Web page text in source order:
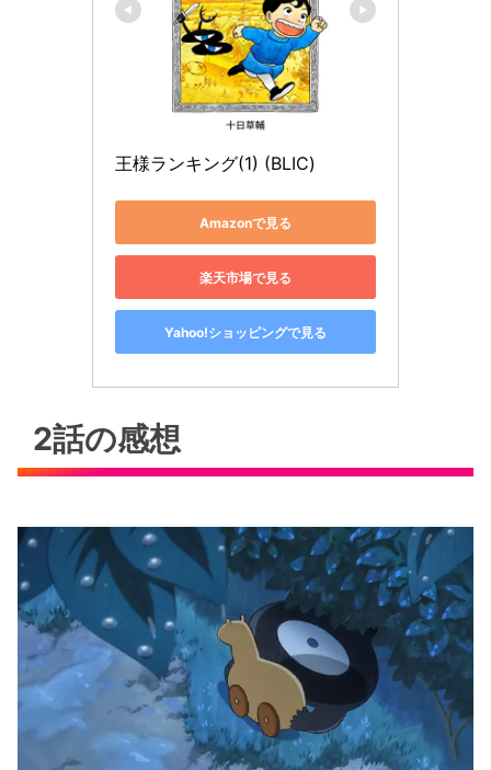
王様ランキング(1) (BLIC)
Amazonで見る
楽天市場で見る
Yahoo!ショッピングで見る
2話の感想